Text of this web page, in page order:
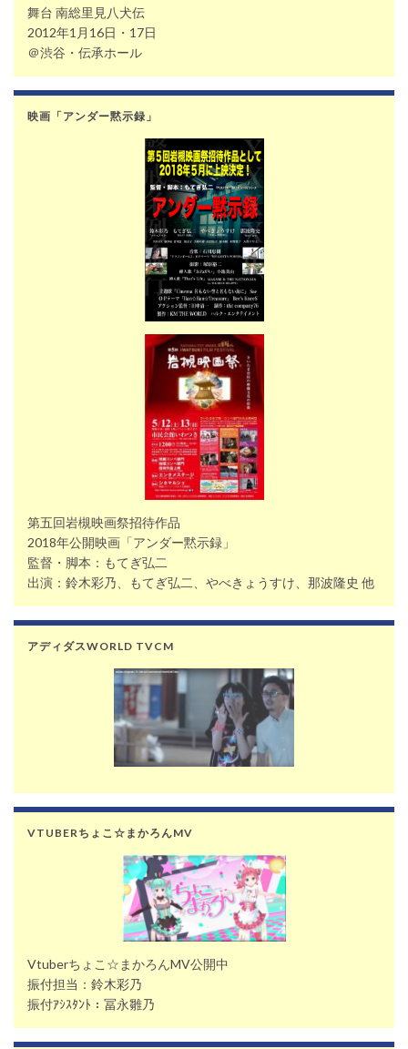
舞台 南総里見八犬伝
2012年1月16日・17日
＠渋谷・伝承ホール
映画「アンダー黙示録」
第五回岩槻映画祭招待作品
2018年公開映画「アンダー黙示録」
監督・脚本：もてぎ弘二
出演：鈴木彩乃、もてぎ弘二、やべきょうすけ、那波隆史 他
アディダスWORLD TVCM
VTUBERちょこ☆まかろんMV
Vtuberちょこ☆まかろんMV公開中
振付担当：鈴木彩乃
振付ｱｼｽﾀﾝﾄ：冨永雛乃